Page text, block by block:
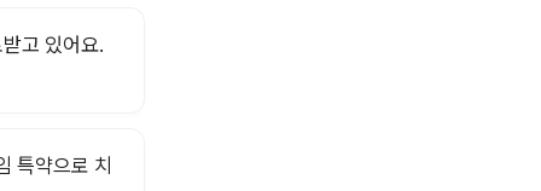
고 있어요.
특약으로 치